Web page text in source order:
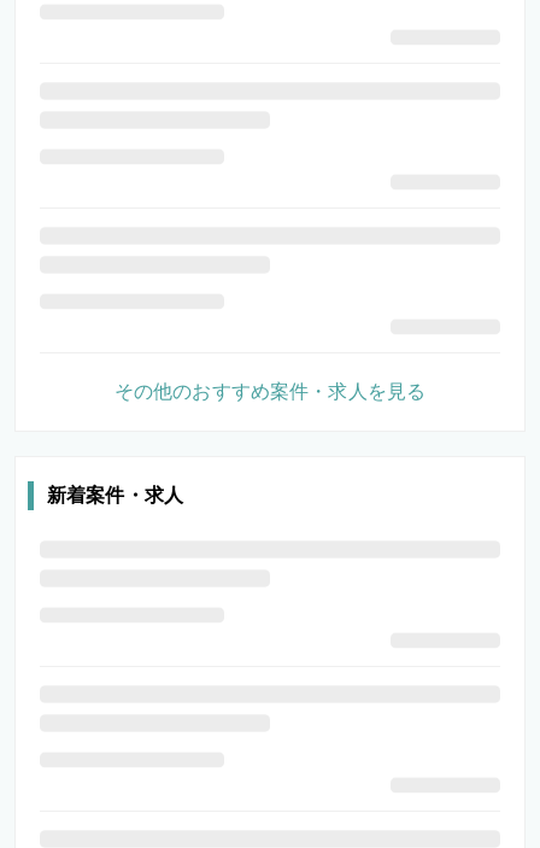
その他のおすすめ案件・求人を見る
新着案件・求人